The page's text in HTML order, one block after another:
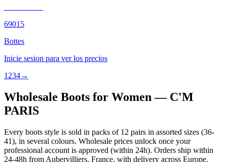
69015
Bottes
Inicie sesion para ver los precios
1 234→
Wholesale Boots for Women — C'M
PARIS
Every boots style is sold in packs of 12 pairs in assorted sizes (36-
41), in several colours. Wholesale prices unlock once your
professional account is approved (within 24h). Orders ship within
24-48h from Aubervilliers, France, with delivery across Europe.